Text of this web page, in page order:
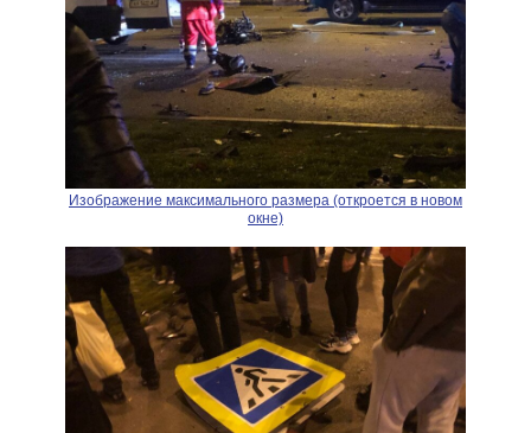
Изображение максимального размера (откроется в новом
окне)